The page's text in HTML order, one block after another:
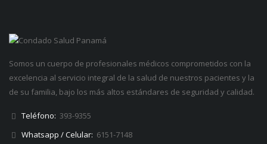
Somos un cuerpo de profesionales médicos comprometidos con la
excelencia al servicio integral de la salud de nuestros pacientes y la
de su familia, bajo los más altos estándares de seguridad y calidad.
Teléfono: 393-9355
Whatsapp / Celular: 6151-7148